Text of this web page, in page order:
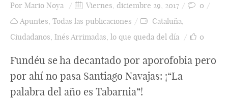
Por Mario Noya Viernes, diciembre 29, 2017
0
Apuntes, Todas las publicaciones Cataluña,
Ciudadanos, Inés Arrimadas, lo que queda del día 0
Fundéu se ha decantado por aporofobia pero
por ahí no pasa Santiago Navajas: ¡“La
palabra del año es Tabarnia”!